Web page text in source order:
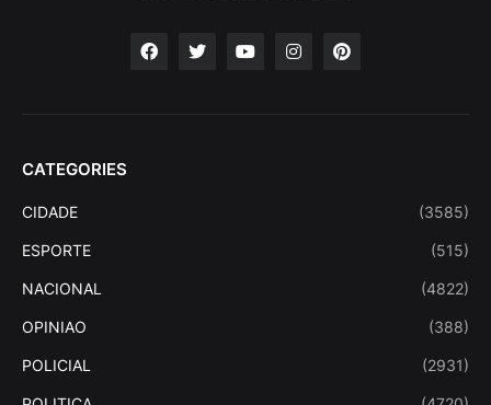
CATEGORIES
CIDADE (3585)
ESPORTE (515)
NACIONAL (4822)
OPINIAO (388)
POLICIAL (2931)